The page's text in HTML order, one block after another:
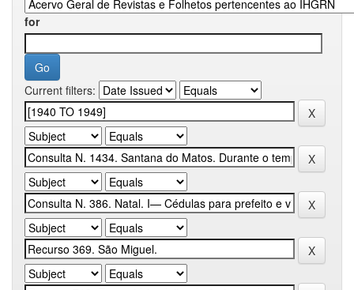
for
Current filters: